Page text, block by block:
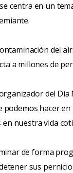
centra en un
del
a millones de
del
hacer
nuestra vida
de forma
sus